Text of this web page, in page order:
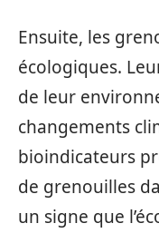
Ensuite, les
écologiques.
de leur
changements
bioindicateurs
de grenouilles
un signe que